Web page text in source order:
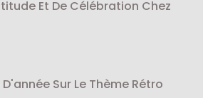
Et De Célébration Chez
Sur Le Thème Rétro